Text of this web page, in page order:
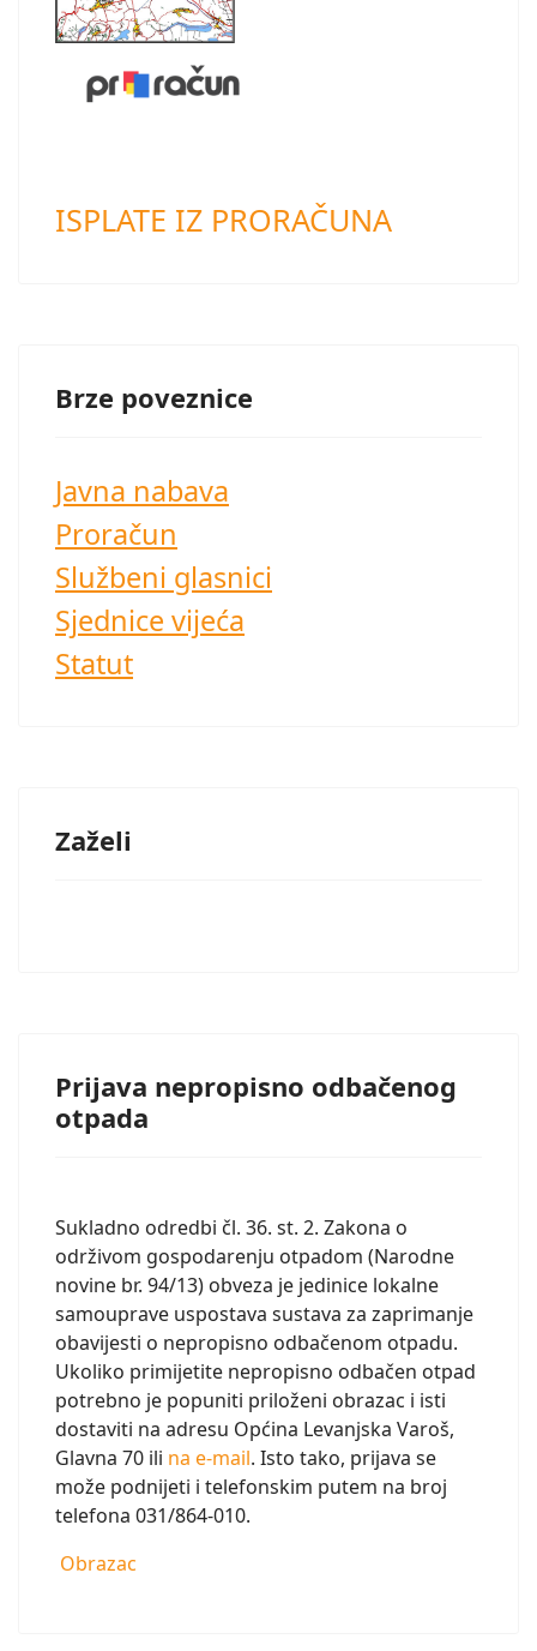
ISPLATE IZ PRORAČUNA
Brze poveznice
Javna nabava
Proračun
Službeni glasnici
Sjednice vijeća
Statut
Zaželi
Prijava nepropisno odbačenog
otpada
Sukladno odredbi čl. 36. st. 2. Zakona o
održivom gospodarenju otpadom (Narodne
novine br. 94/13) obveza je jedinice lokalne
samouprave uspostava sustava za zaprimanje
obavijesti o nepropisno odbačenom otpadu.
Ukoliko primijetite nepropisno odbačen otpad
potrebno je popuniti priloženi obrazac i isti
dostaviti na adresu Općina Levanjska Varoš,
Glavna 70 ili na e-mail. Isto tako, prijava se
može podnijeti i telefonskim putem na broj
telefona 031/864-010.
Obrazac